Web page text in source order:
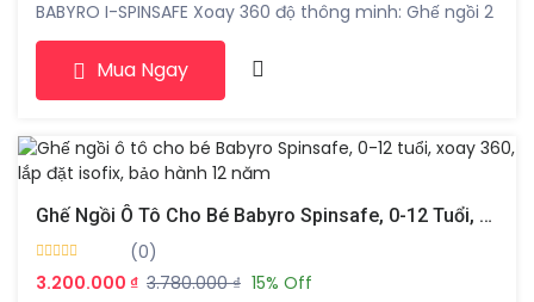
BABYRO I-SPINSAFE Xoay 360 độ thông minh: Ghế ngồi 2
chiều tiện lợi, giúp ba mẹ dễ dàng sử dụng và chăm
sóc bé. Xoay 90 độ: Dễ dàng xoay ghế ra hướng cửa xe
để đặt bé vào và thắt dây an toàn […]
Mua Ngay
Ghế Ngồi Ô Tô Cho Bé Babyro Spinsafe, 0-12 Tuổi, Xoay 360, Lắp Đặt Isofix, Bảo Hành 12 Năm
(0)
3.200.000 ₫ 3.780.000 ₫ 15% Off